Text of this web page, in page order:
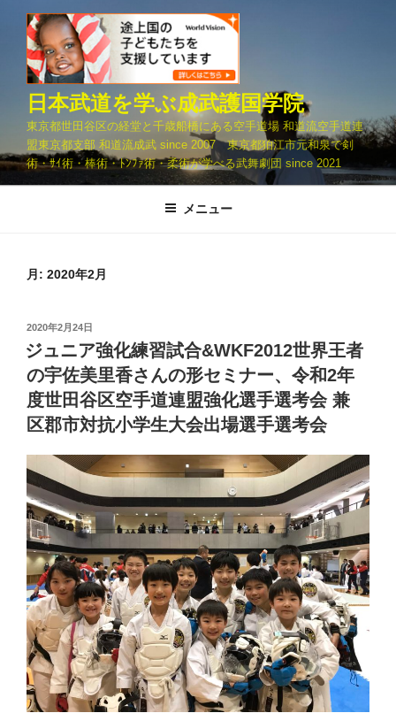
キ
日本武道を学ぶ成武護国学院
東京都世田谷区の経堂と千歳船橋にある空手道場 和道流空手道連
盟東京都支部 和道流成武 since 2007 東京都狛江市元和泉で剣
術・ｻｲ術・棒術・ﾄﾝﾌｧ術・柔術が学べる武舞劇団 since 2021
メニュー
月: 2020年2月
投
稿
日:
2020年2月24日
ジュニア強化練習試合&WKF2012世界王者
の宇佐美里香さんの形セミナー、令和2年
度世田谷区空手道連盟強化選手選考会 兼
区郡市対抗小学生大会出場選手選考会